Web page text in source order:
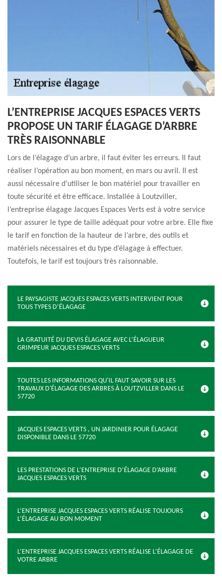
L’ENTREPRISE JACQUES ESPACES VERTS
PROPOSE UN TARIF ÉLAGAGE D’ARBRE
TRÈS RAISONNABLE
Lors de l’élagage d’un arbre, il faut éviter les erreurs. Il faut
réaliser l’opération au bon moment, en mars ou avril. Il est
aussi nécessaire d’utiliser le bon matériel pour travailler en
toute sécurité et être efficace. Installée à Loutzviller,
l’entreprise élagage Jacques Espaces Verts est à votre service
pour assurer le type de taille adéquat pour votre arbre. Elle fixe
le tarif en fonction de la hauteur de l’arbre, des outils et
matériels nécessaires et du type d’élagage à effectuer.
Toutefois, le tarif est toujours très raisonnable.
LE PAYSAGISTE JACQUES ESPACES VERTS INTERVIENT POUR
TOUS TYPES D’ÉLAGAGE
LA GRATUITÉ DU DEVIS ÉLAGAGE AVEC L’ÉLAGUEUR
GRIMPEUR JACQUES ESPACES VERTS
TOUTES LES INFORMATIONS QU'IL FAUT SAVOIR SUR LES
TRAVAUX D'ÉLAGAGE DES ARBRES À LOUTZVILLER DANS LE
57720
JACQUES ESPACES VERTS , UN JARDINIER POUR ÉLAGAGE
DISPONIBLE DANS LE 57720
LES PRESTATIONS DE L’ENTREPRISE D’ÉLAGAGE D’ARBRE
JACQUES ESPACES VERTS
L’ENTREPRISE JACQUES ESPACES VERTS RÉALISE TOUJOURS
L’ÉLAGAGE AU BON MOMENT
L’ENTREPRISE JACQUES ESPACES VERTS RÉALISE L’ÉLAGAGE DE
VOTRE ARBRE